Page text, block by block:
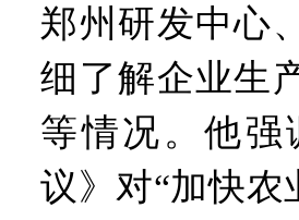
算力
河南
河南
“从
郑州研发中心
细了解企业生
等情况。他强
议》对“加快